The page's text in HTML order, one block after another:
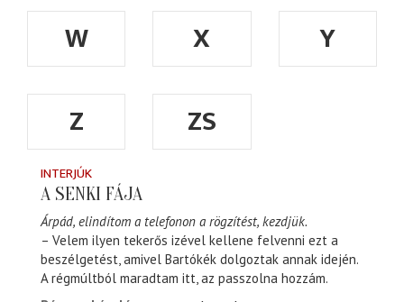
W
X
Y
Z
ZS
INTERJÚK
A SENKI FÁJA
Árpád, elindítom a telefonon a rögzítést, kezdjük.
– Velem ilyen tekerős izével kellene felvenni ezt a
beszélgetést, amivel Bartókék dolgoztak annak idején.
A régmúltból maradtam itt, az passzolna hozzám.